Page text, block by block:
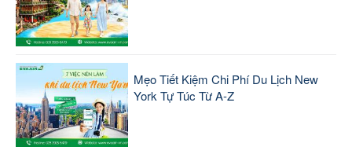
Mẹo Tiết Kiệm Chi Phí Du Lịch New
York Tự Túc Từ A-Z